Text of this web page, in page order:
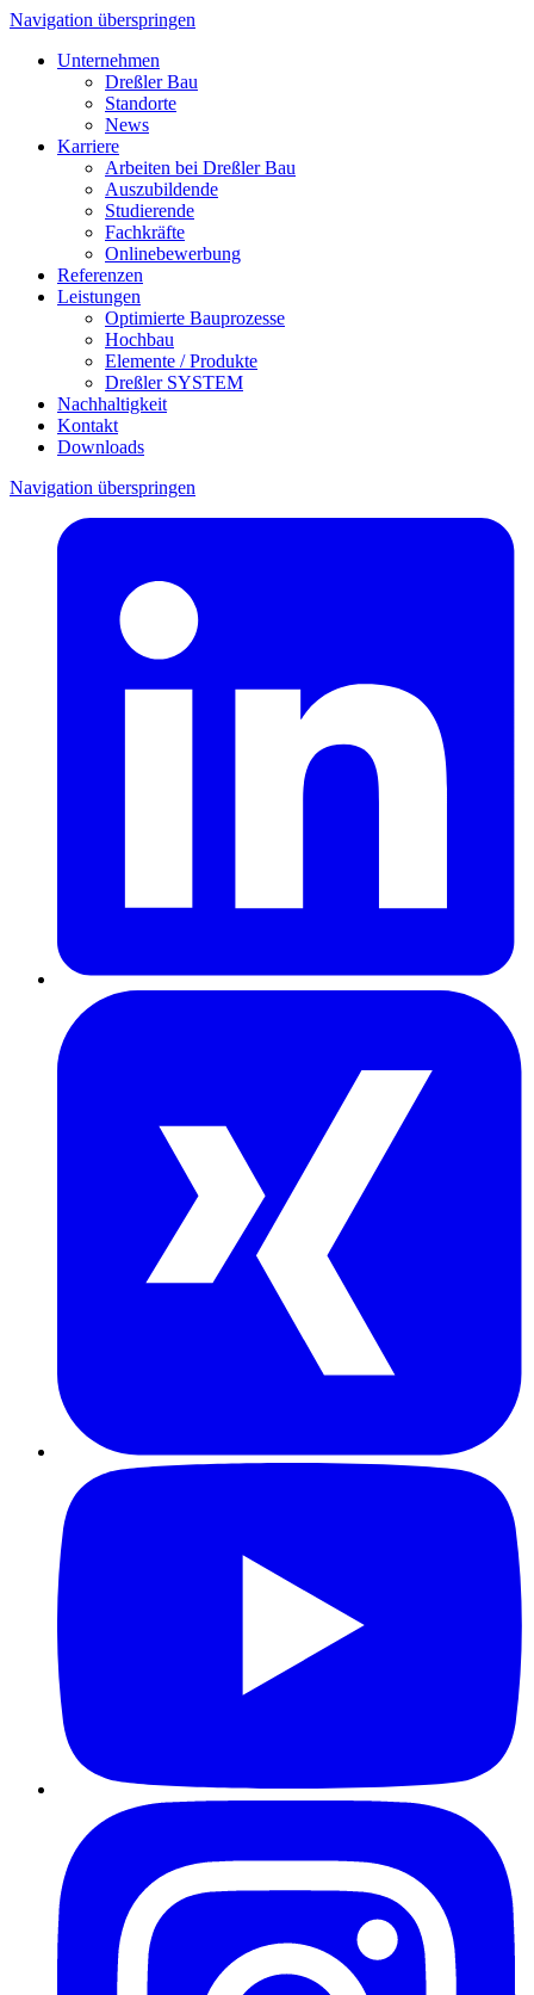
Navigation überspringen
Unternehmen
Dreßler Bau
Standorte
News
Karriere
Arbeiten bei Dreßler Bau
Auszubildende
Studierende
Fachkräfte
Onlinebewerbung
Referenzen
Leistungen
Optimierte Bauprozesse
Hochbau
Elemente / Produkte
Dreßler SYSTEM
Nachhaltigkeit
Kontakt
Downloads
Navigation überspringen